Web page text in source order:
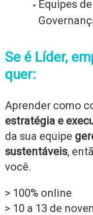
Equipes
Se é Líder,
quer:
Aprender como
estratégia e
da sua equipe
sustentáveis,
você.
> 100% online
> 10 a 13 de